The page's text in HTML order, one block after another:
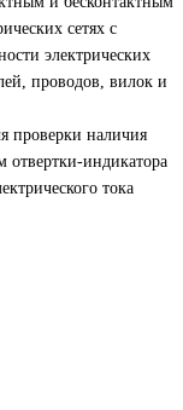
сетях с
электрических
проводов, вилок и
проверки наличия
отвертки-индикатора
тока